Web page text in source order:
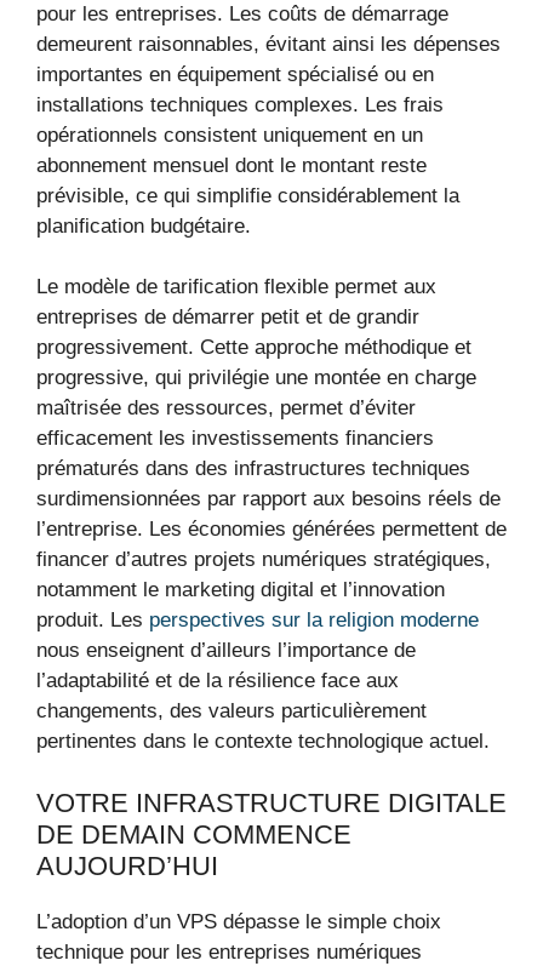
pour les entreprises. Les coûts de démarrage
demeurent raisonnables, évitant ainsi les dépenses
importantes en équipement spécialisé ou en
installations techniques complexes. Les frais
opérationnels consistent uniquement en un
abonnement mensuel dont le montant reste
prévisible, ce qui simplifie considérablement la
planification budgétaire.
Le modèle de tarification flexible permet aux
entreprises de démarrer petit et de grandir
progressivement. Cette approche méthodique et
progressive, qui privilégie une montée en charge
maîtrisée des ressources, permet d’éviter
efficacement les investissements financiers
prématurés dans des infrastructures techniques
surdimensionnées par rapport aux besoins réels de
l’entreprise. Les économies générées permettent de
financer d’autres projets numériques stratégiques,
notamment le marketing digital et l’innovation
produit. Les perspectives sur la religion moderne
nous enseignent d’ailleurs l’importance de
l’adaptabilité et de la résilience face aux
changements, des valeurs particulièrement
pertinentes dans le contexte technologique actuel.
VOTRE INFRASTRUCTURE DIGITALE
DE DEMAIN COMMENCE
AUJOURD’HUI
L’adoption d’un VPS dépasse le simple choix
technique pour les entreprises numériques